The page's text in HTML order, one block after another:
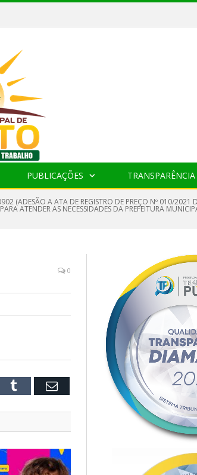
PUBLICAÇÕES TRANSPARÊNCIA
(ADESÃO A ATA DE REGISTRO DE PREÇO Nº 010/2021
ATENDER AS NECESSIDADES DA PREFEITURA
0
Tumblr Email